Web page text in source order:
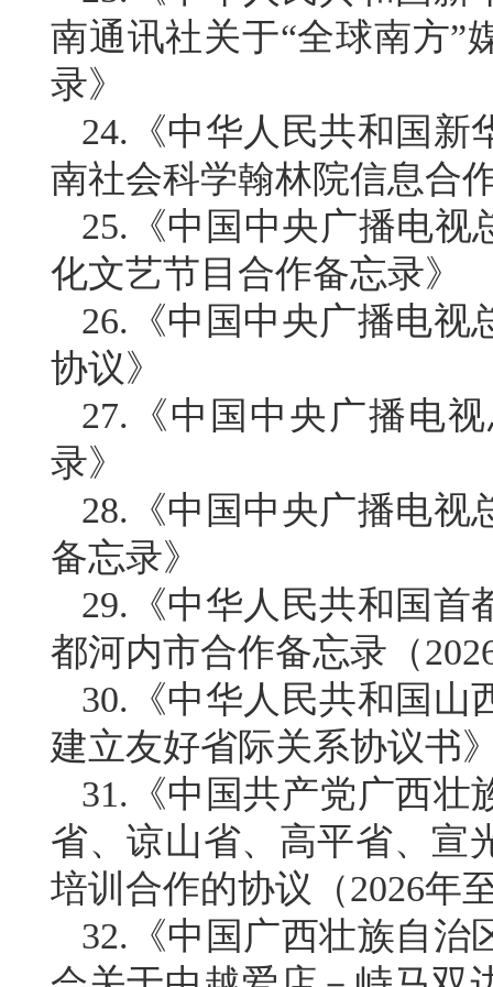
南通讯社关于“全球南方”
录》
24.《中华人民共和国新
南社会科学翰林院信息合
25.《中国中央广播电视
化文艺节目合作备忘录》
26.《中国中央广播电视
协议》
27.《中国中央广播电
录》
28.《中国中央广播电视
备忘录》
29.《中华人民共和国首
都河内市合作备忘录（
30.《中华人民共和国山
建立友好省际关系协议书
31.《中国共产党广西壮
省、谅山省、高平省、宣
培训合作的协议（2026年
32.《中国广西壮族自治